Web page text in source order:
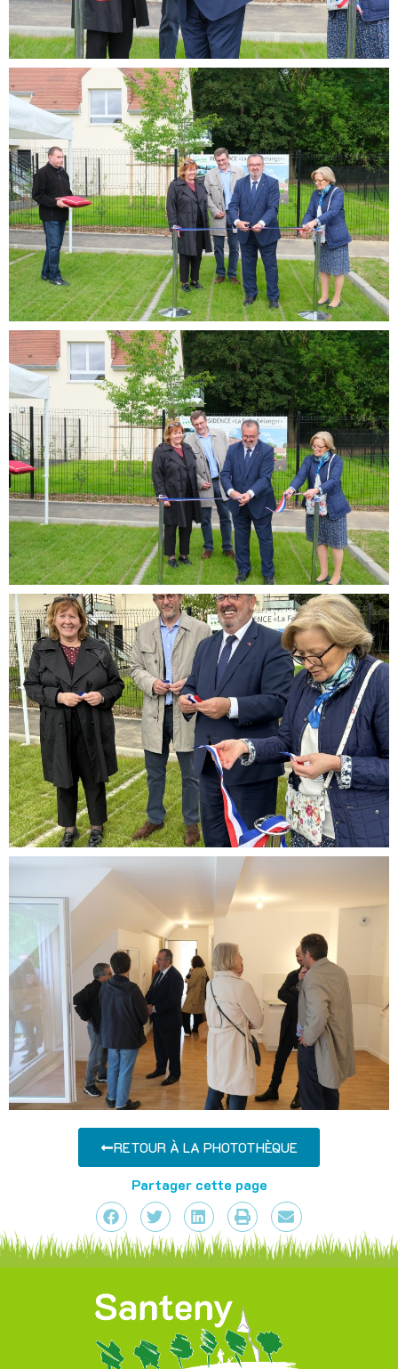
RETOUR À LA PHOTOTHÈQUE
Partager cette page